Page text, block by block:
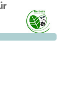
3.347 €
fehlen noch